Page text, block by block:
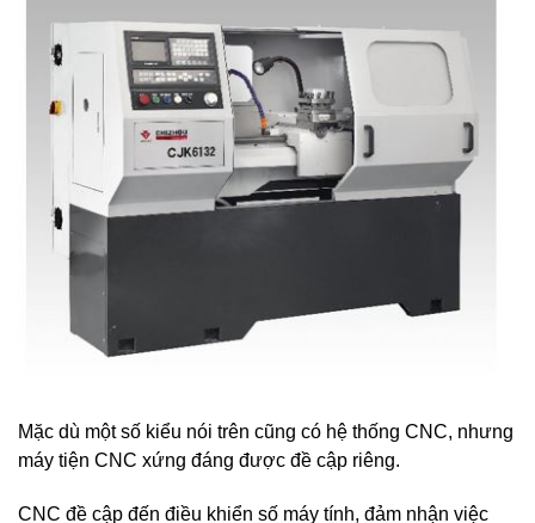
Mặc dù một số kiểu nói trên cũng có hệ thống CNC, nhưng
máy tiện CNC xứng đáng được đề cập riêng.
CNC đề cập đến điều khiển số máy tính, đảm nhận việc